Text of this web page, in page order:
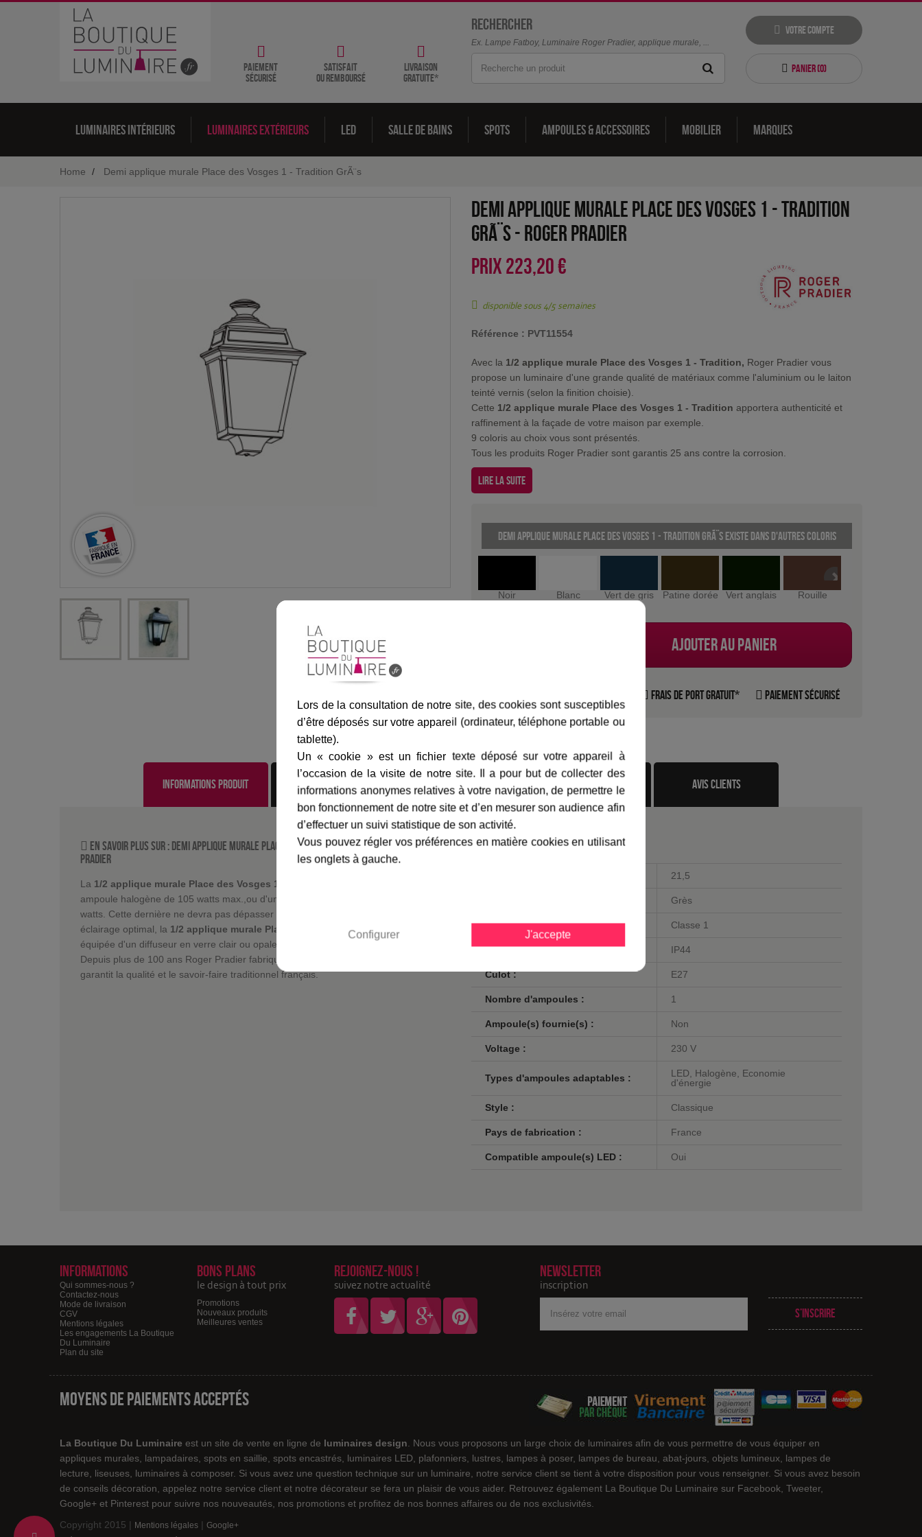
Paiement
sécurisé
satisfait
ou remboursé
livraison
gratuite*
Rechercher
Ex. Lampe Fatboy, Luminaire Roger Pradier, applique murale, ...
Votre compte
Panier (0)
Luminaires intérieurs Luminaires extérieurs LED Salle de bains Spots Ampoules & accessoires Mobilier Marques
Home Demi applique murale Place des Vosges 1 - Tradition GrÃ¨s
Demi applique murale Place des Vosges 1 - Tradition
GrÃ¨s- Roger Pradier
PRIX 223,20 €
disponible sous 4/5 semaines
Référence : PVT11554
Avec la 1/2 applique murale Place des Vosges 1 - Tradition, Roger Pradier vous
propose un luminaire d'une grande qualité de matériaux comme l'aluminium ou le laiton
teinté vernis (selon la finition choisie).
Cette 1/2 applique murale Place des Vosges 1 - Tradition apportera authenticité et
raffinement à la façade de votre maison par exemple.
9 coloris au choix vous sont présentés.
Tous les produits Roger Pradier sont garantis 25 ans contre la corrosion.
Lire la suite
Demi applique murale Place des Vosges 1 - Tradition GrÃ¨s existe dans d'autres coloris
Noir Blanc Vert de gris Patine dorée Vert anglais Rouille
Ajouter au panier
Frais de port gratuit* Paiement sécurisé
Informations produit marque livraison gamme complète avis clients
En savoir plus sur : Demi applique murale Place des Vosges 1 - Tradition GrÃ¨s- Roger
Pradier
La 1/2 applique murale Place des Vosges 1 - Tradition
ampoule halogène de 105 watts max.,ou d'une ampoule basse consommation de 30
watts. Cette dernière ne devra pas dépasser 160 mm de long. Afin d'offrir un
éclairage optimal, la 1/2 applique murale Place des Vosges - Tradition
équipée d'un diffuseur en verre clair ou opale selon vos envies.
Depuis plus de 100 ans Roger Pradier fabrique des luminaires extérieurs et vous
garantit la qualité et le savoir-faire traditionnel français.
Fiche technique
21,5
Grès
Classe : Classe 1
Norme de sécurité : IP44
Culot : E27
Nombre d'ampoules : 1
Ampoule(s) fournie(s) : Non
Voltage : 230 V
Types d'ampoules adaptables :
LED, Halogène, Economie
d'énergie
Style : Classique
Pays de fabrication : France
Compatible ampoule(s) LED : Oui
Informations
Qui sommes-nous ?
Contactez-nous
Mode de livraison
CGV
Mentions légales
Les engagements La Boutique
Du Luminaire
Plan du site
Bons plans
le design à tout prix
Promotions
Nouveaux produits
Meilleures ventes
Rejoignez-nous !
suivez notre actualité
Newsletter
inscription
adresse
S’inscrire
Moyens de paiements acceptés
La Boutique Du Luminaire est un site de vente en ligne de luminaires design . Nous vous proposons un large choix de luminaires afin de vous permettre de vous équiper en
appliques murales, lampadaires, spots en saillie, spots encastrés, luminaires LED, plafonniers, lustres, lampes à poser, lampes de bureau, abat-jours, objets lumineux, lampes de
lecture, liseuses, luminaires à composer. Si vous avez une question technique sur un luminaire, notre service client se tient à votre disposition pour vous renseigner. Si vous avez besoin
de conseils décoration, appelez notre service client et notre décorateur se fera un plaisir de vous aider. Retrouvez également La Boutique Du Luminaire sur Facebook, Tweeter,
Google+ et Pinterest pour suivre nos nouveautés, nos promotions et profitez de nos bonnes affaires ou de nos exclusivités.
Copyright 2015 | Mentions légales | Google+
Lors de la consultation de notre site, des cookies sont susceptibles
d’être déposés sur votre appareil (ordinateur, téléphone portable ou
tablette).
Un « cookie » est un fichier texte déposé sur votre appareil à
l’occasion de la visite de notre site. Il a pour but de collecter des
informations anonymes relatives à votre navigation, de permettre le
bon fonctionnement de notre site et d’en mesurer son audience afin
d’effectuer un suivi statistique de son activité.
Vous pouvez régler vos préférences en matière cookies en utilisant
les onglets à gauche.
Configurer J'accepte